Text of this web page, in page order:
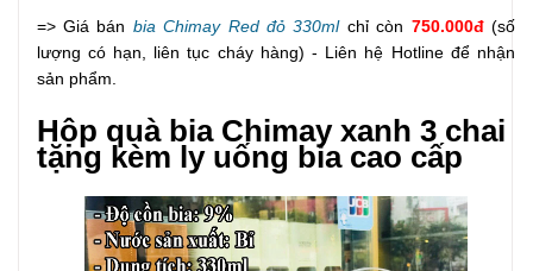
=> Giá bán bia Chimay Red đỏ 330mlchỉ còn 750.000đ(số
lượng có hạn, liên tục cháy hàng) - Liên hệ Hotline để nhận
sản phẩm.
Hộp quà bia Chimay xanh 3 chai
tặng kèm ly uống bia cao cấp